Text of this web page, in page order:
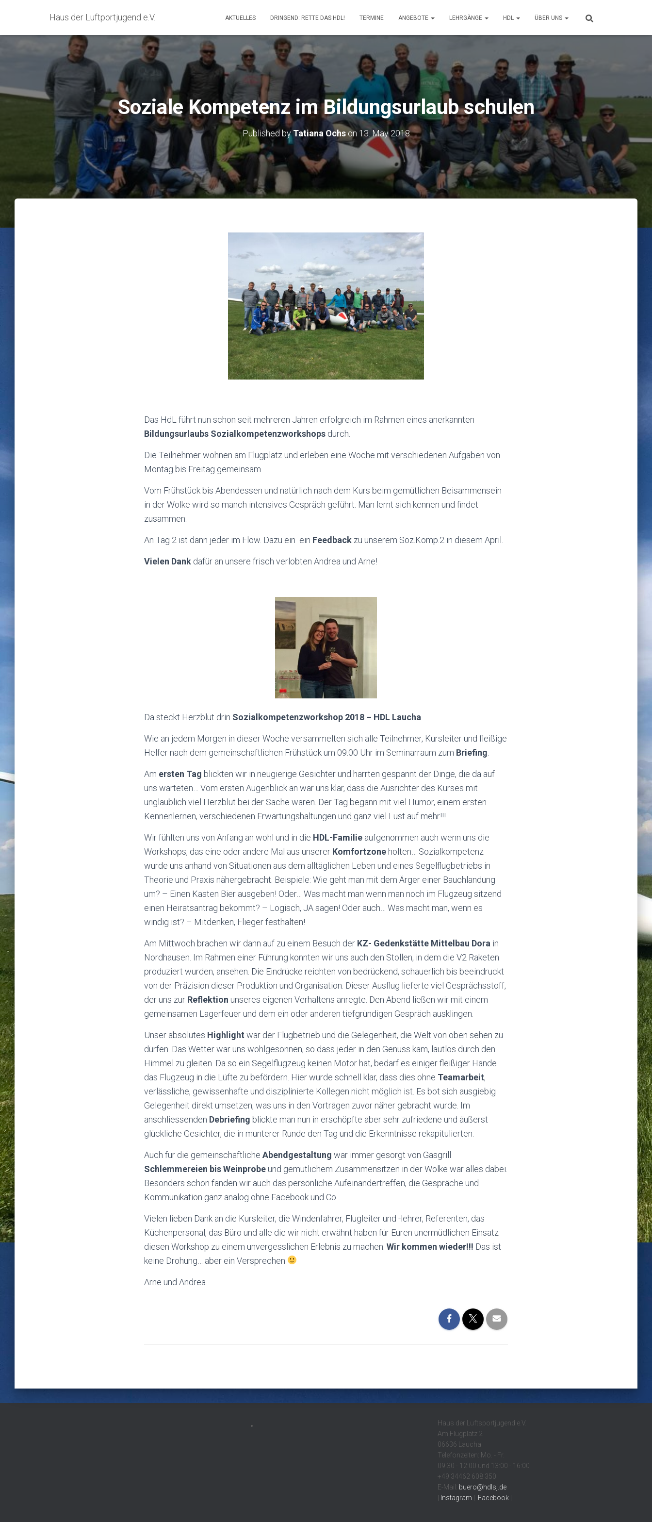
Haus der Luftportjugend e.V. AKTUELLES DRINGEND: RETTE DAS HDL! TERMINE ANGEBOTE LEHRGÄNGE HDL ÜBER UNS
Soziale Kompetenz im Bildungsurlaub schulen
Published byTatiana Ochson 13. May 2018
Das HdL führt nun schon seit mehreren Jahren erfolgreich im Rahmen eines anerkannten
Bildungsurlaubs Sozialkompetenzworkshops durch.
Die Teilnehmer wohnen am Flugplatz und erleben eine Woche mit verschiedenen Aufgaben von
Montag bis Freitag gemeinsam.
Vom Frühstück bis Abendessen und natürlich nach dem Kurs beim gemütlichen Beisammensein
in der Wolke wird so manch intensives Gespräch geführt. Man lernt sich kennen und findet
zusammen.
An Tag 2 ist dann jeder im Flow. Dazu ein ein Feedback zu unserem Soz.Komp.2 in diesem April.
Vielen Dank dafür an unsere frisch verlobten Andrea und Arne!
Da steckt Herzblut drin Sozialkompetenzworkshop 2018 – HDL Laucha
Wie an jedem Morgen in dieser Woche versammelten sich alle Teilnehmer, Kursleiter und fleißige
Helfer nach dem gemeinschaftlichen Frühstück um 09:00 Uhr im Seminarraum zum Briefing
Am ersten Tag blickten wir in neugierige Gesichter und harrten gespannt der Dinge, die da auf
uns warteten… Vom ersten Augenblick an war uns klar, dass die Ausrichter des Kurses mit
unglaublich viel Herzblut bei der Sache waren. Der Tag begann mit viel Humor, einem ersten
Kennenlernen, verschiedenen Erwartungshaltungen und ganz viel Lust auf mehr!!!
Wir fühlten uns von Anfang an wohl und in die HDL-Familie aufgenommen auch wenn uns die
Workshops, das eine oder andere Mal aus unserer Komfortzone holten… Sozialkompetenz
wurde uns anhand von Situationen aus dem alltäglichen Leben und eines Segelflugbetriebs in
Theorie und Praxis nähergebracht. Beispiele: Wie geht man mit dem Ärger einer Bauchlandung
um? – Einen Kasten Bier ausgeben! Oder… Was macht man wenn man noch im Flugzeug sitzend
einen Heiratsantrag bekommt? – Logisch, JA sagen! Oder auch… Was macht man, wenn es
windig ist? – Mitdenken, Flieger festhalten!
Am Mittwoch brachen wir dann auf zu einem Besuch der KZ- Gedenkstätte Mittelbau Dora in
Nordhausen. Im Rahmen einer Führung konnten wir uns auch den Stollen, in dem die V2 Raketen
produziert wurden, ansehen. Die Eindrücke reichten von bedrückend, schauerlich bis beeindruckt
von der Präzision dieser Produktion und Organisation. Dieser Ausflug lieferte viel Gesprächsstoff,
der uns zur Reflektion unseres eigenen Verhaltens anregte. Den Abend ließen wir mit einem
gemeinsamen Lagerfeuer und dem ein oder anderen tiefgründigen Gespräch ausklingen.
Unser absolutes Highlight war der Flugbetrieb und die Gelegenheit, die Welt von oben sehen zu
dürfen. Das Wetter war uns wohlgesonnen, so dass jeder in den Genuss kam, lautlos durch den
Himmel zu gleiten. Da so ein Segelflugzeug keinen Motor hat, bedarf es einiger fleißiger Hände
das Flugzeug in die Lüfte zu befördern. Hier wurde schnell klar, dass dies ohne Teamarbeit,
verlässliche, gewissenhafte und disziplinierte Kollegen nicht möglich ist. Es bot sich ausgiebig
Gelegenheit direkt umsetzen, was uns in den Vorträgen zuvor näher gebracht wurde. Im
anschliessenden Debriefing blickte man nun in erschöpfte aber sehr zufriedene und äußerst
glückliche Gesichter, die in munterer Runde den Tag und die Erkenntnisse rekapitulierten.
Auch für die gemeinschaftliche Abendgestaltung war immer gesorgt von Gasgrill
Schlemmereien bis Weinprobe und gemütlichem Zusammensitzen in der Wolke war alles dabei.
Besonders schön fanden wir auch das persönliche Aufeinandertreffen, die Gespräche und
Kommunikation ganz analog ohne Facebook und Co.
Vielen lieben Dank an die Kursleiter, die Windenfahrer, Flugleiter und -lehrer, Referenten, das
Küchenpersonal, das Büro und alle die wir nicht erwähnt haben für Euren unermüdlichen Einsatz
diesen Workshop zu einem unvergesslichen Erlebnis zu machen. Wir kommen wieder!!! Das ist
keine Drohung… aber ein Versprechen
Arne und Andrea
Haus der Luftsportjugend e.V.
Am Flugplatz 2
06636 Laucha
Telefonzeiten: Mo. - Fr.
09:30 - 12:00 und 13:00 - 16:00
+49 34462 608 350
E-Mail: buero@hdlsj.de
| Instagram | Facebook |